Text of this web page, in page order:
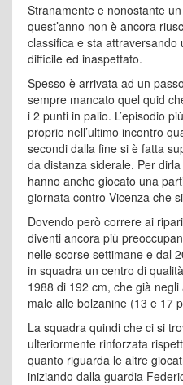
Stranamente e nonostante
quest’anno non è ancora
classifica e sta
difficile ed inaspettato.
Spesso è arrivata ad un
sempre mancato quel quid
i 2 punti in palio. L’episodio
proprio nell’ultimo incontro
secondi dalla fine si è fatta
da distanza siderale. Per
hanno anche giocato una
giornata contro Vicenza che
Dovendo però correre ai
diventi ancora più
nelle scorse settimane e dal
in squadra un centro di
1988 di 192 cm, che già
male alle bolzanine (13 e 17
La squadra quindi che ci si
ulteriormente rinforzata
quanto riguarda le altre
iniziando dalla guardia